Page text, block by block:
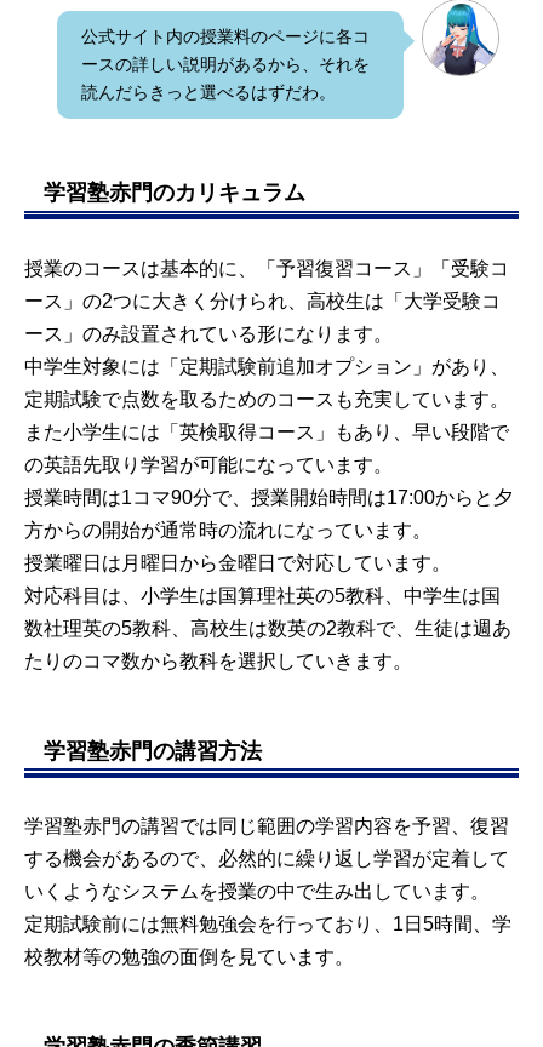
公式サイト内の授業料のページに各コ
ースの詳しい説明があるから、それを
読んだらきっと選べるはずだわ。
学習塾赤門のカリキュラム
授業のコースは基本的に、「予習復習コース」「受験コ
ース」の2つに大きく分けられ、高校生は「大学受験コ
ース」のみ設置されている形になります。
中学生対象には「定期試験前追加オプション」があり、
定期試験で点数を取るためのコースも充実しています。
また小学生には「英検取得コース」もあり、早い段階で
の英語先取り学習が可能になっています。
授業時間は1コマ90分で、授業開始時間は17:00からと夕
方からの開始が通常時の流れになっています。
授業曜日は月曜日から金曜日で対応しています。
対応科目は、小学生は国算理社英の5教科、中学生は国
数社理英の5教科、高校生は数英の2教科で、生徒は週あ
たりのコマ数から教科を選択していきます。
学習塾赤門の講習方法
学習塾赤門の講習では同じ範囲の学習内容を予習、復習
する機会があるので、必然的に繰り返し学習が定着して
いくようなシステムを授業の中で生み出しています。
定期試験前には無料勉強会を行っており、1日5時間、学
校教材等の勉強の面倒を見ています。